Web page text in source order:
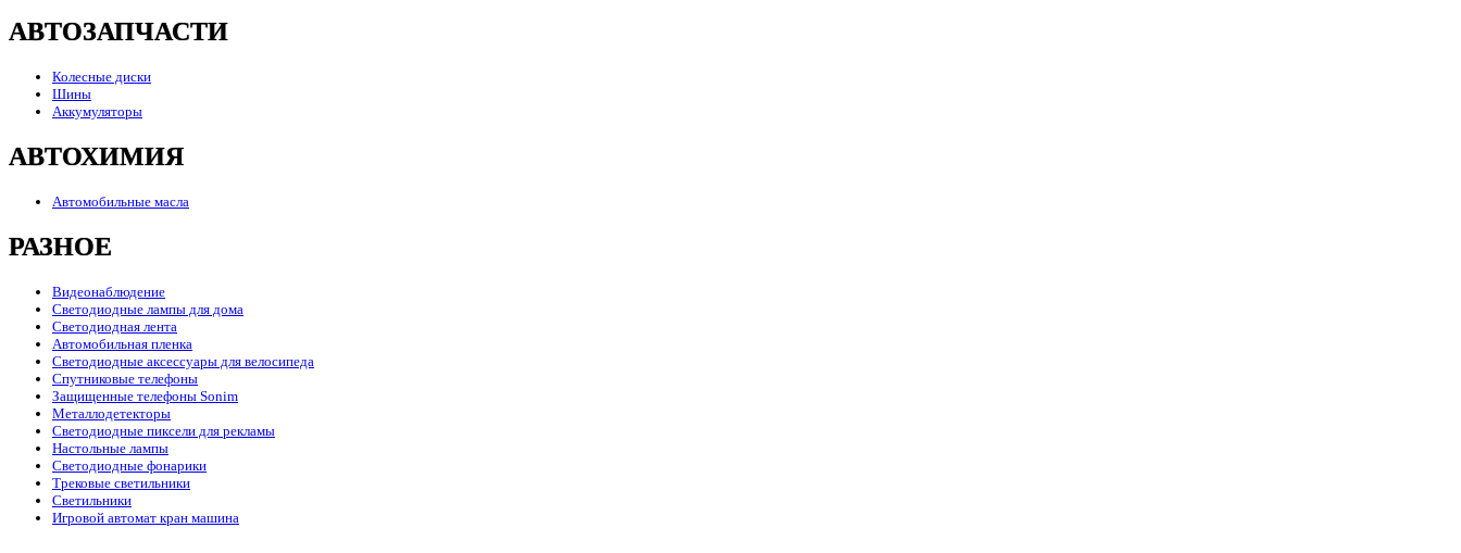
АВТОЗАПЧАСТИ
Колесные диски
Шины
Аккумуляторы
АВТОХИМИЯ
Автомобильные масла
РАЗНОЕ
Видеонаблюдение
Светодиодные лампы для дома
Светодиодная лента
Автомобильная пленка
Светодиодные аксессуары для велосипеда
Спутниковые телефоны
Защищенные телефоны Sonim
Металлодетекторы
Светодиодные пиксели для рекламы
Настольные лампы
Светодиодные фонарики
Трековые светильники
Светильники
Игровой автомат кран машина